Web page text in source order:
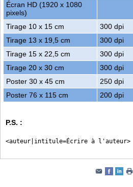
Écran HD (1920 x 1080
pixels)
Tirage 10 x 15 cm 300 dpi
Tirage 13 x 19,5 cm
300 dpi
Tirage 15 x 22,5 cm
300 dpi
Tirage 20 x 30 cm
300 dpi
Poster 30 x 45 cm
250 dpi
Poster 76 x 115 cm
200 dpi
P.S. :
<auteur|intitule=Écrire à l'auteur>